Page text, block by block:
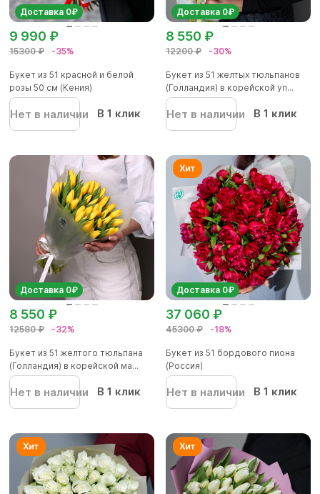
Доставка 0₽
15300 ₽ -35%
9 990 ₽
Букет из 51 красной и белой
розы 50 см (Кения)
Нет в наличии В 1 клик
Доставка 0₽
12200 ₽ -30%
8 550 ₽
Букет из 51 желтых тюльпанов
(Голландия) в корейской уп...
Нет в наличии В 1 клик
Доставка 0₽
12580 ₽ -32%
8 550 ₽
Букет из 51 желтого тюльпана
(Голландия) в корейской ма...
Нет в наличии В 1 клик
Доставка 0₽
45300 ₽ -18%
37 060 ₽
Букет из 51 бордового пиона
(Россия)
Нет в наличии В 1 клик